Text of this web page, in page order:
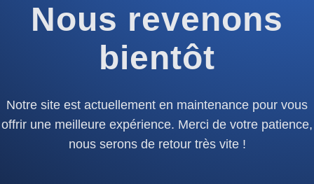
Nous revenons
bientôt
Notre site est actuellement en maintenance pour vous
offrir une meilleure expérience. Merci de votre patience,
nous serons de retour très vite !